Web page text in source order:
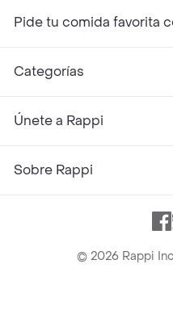
Pide tu comida favorita
Categorías
Únete a Rappi
Sobre Rappi
© 2026 Rappi